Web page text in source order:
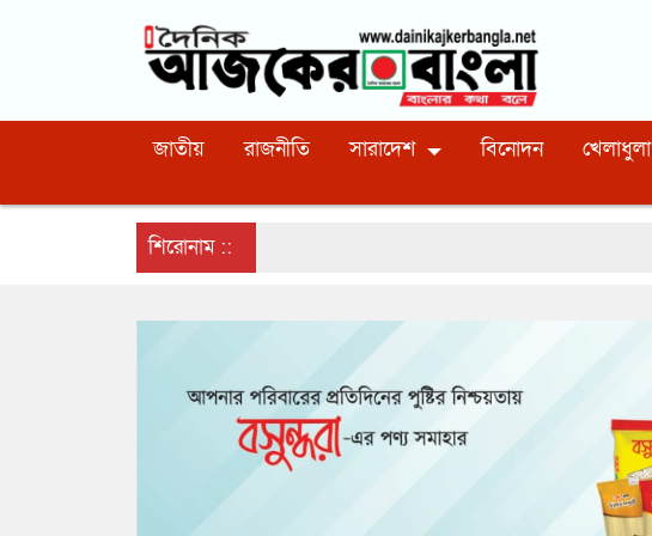
জাতীয় রাজনীতি সারাদেশ বিনোদন খেলাধুলা
শিরোনাম ::